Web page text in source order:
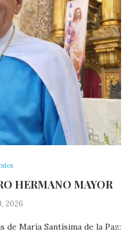
HERMANO MAYOR
2026
de María Santísima de la Paz: